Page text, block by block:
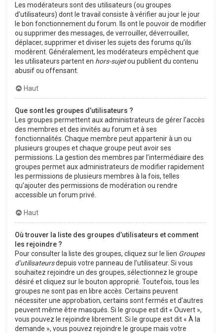
Les modérateurs sont des utilisateurs (ou groupes
d’utilisateurs) dont le travail consiste à vérifier au jour le jour
le bon fonctionnement du forum. Ils ont le pouvoir de modifier
ou supprimer des messages, de verrouiller, déverrouiller,
déplacer, supprimer et diviser les sujets des forums qu’ils
modèrent. Généralement, les modérateurs empêchent que
les utilisateurs partent en hors-sujetou publient du contenu
abusif ou offensant.
Haut
Que sont les groupes d’utilisateurs ?
Les groupes permettent aux administrateurs de gérer l’accès
des membres et des invités au forum et à ses
fonctionnalités. Chaque membre peut appartenir à un ou
plusieurs groupes et chaque groupe peut avoir ses
permissions. La gestion des membres par l’intermédiaire des
groupes permet aux administrateurs de modifier rapidement
les permissions de plusieurs membres à la fois, telles
qu’ajouter des permissions de modération ou rendre
accessible un forum privé.
Haut
Où trouver la liste des groupes d’utilisateurs et comment
les rejoindre ?
Pour consulter la liste des groupes, cliquez sur le lien Groupes
d’utilisateursdepuis votre panneau de l’utilisateur. Si vous
souhaitez rejoindre un des groupes, sélectionnez le groupe
désiré et cliquez sur le bouton approprié. Toutefois, tous les
groupes ne sont pas en libre accès. Certains peuvent
nécessiter une approbation, certains sont fermés et d’autres
peuvent même être masqués. Si le groupe est dit « Ouvert »,
vous pouvez le rejoindre librement. Si le groupe est dit « À la
demande », vous pouvez rejoindre le groupe mais votre